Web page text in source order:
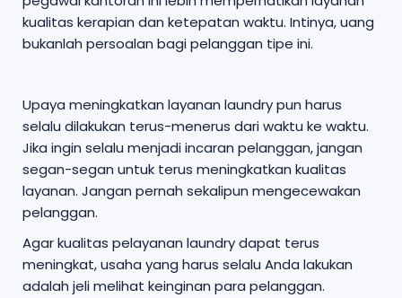
kualitas kerapian dan ketepatan waktu. Intinya, uang
bukanlah persoalan bagi pelanggan tipe ini.
Upaya meningkatkan layanan laundry pun harus
selalu dilakukan terus-menerus dari waktu ke waktu.
Jika ingin selalu menjadi incaran pelanggan, jangan
segan-segan untuk terus meningkatkan kualitas
layanan. Jangan pernah sekalipun mengecewakan
pelanggan.
Agar kualitas pelayanan laundry dapat terus
meningkat, usaha yang harus selalu Anda lakukan
adalah jeli melihat keinginan para pelanggan.